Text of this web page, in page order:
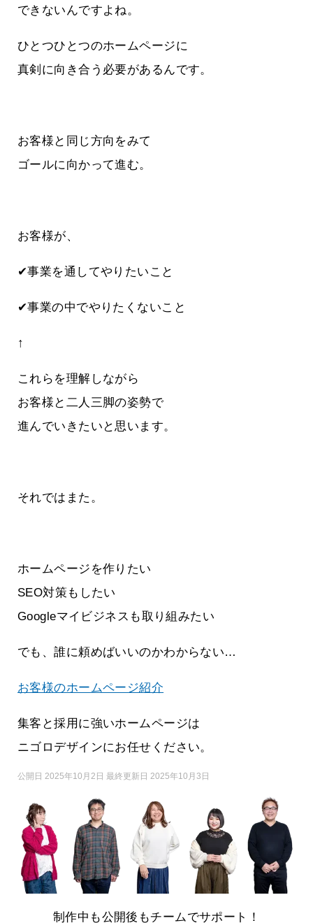
できないんですよね。
ひとつひとつのホームページに
真剣に向き合う必要があるんです。
お客様と同じ方向をみて
ゴールに向かって進む。
お客様が、
✔事業を通してやりたいこと
✔事業の中でやりたくないこと
↑
これらを理解しながら
お客様と二人三脚の姿勢で
進んでいきたいと思います。
それではまた。
ホームページを作りたい
SEO対策もしたい
Googleマイビジネスも取り組みたい
でも、誰に頼めばいいのかわからない…
お客様のホームページ紹介
集客と採用に強いホームページは
ニゴロデザインにお任せください。
公開日 2025年10月2日 最終更新日 2025年10月3日
制作中も公開後もチームでサポート！